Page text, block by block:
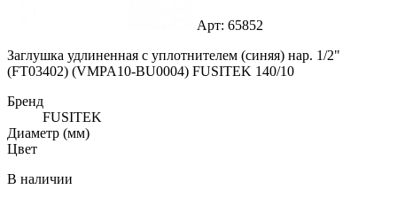
Арт: 65852
Заглушка удлиненная с уплотнителем (синяя) нар. 1/2"
(FT03402) (VMPA10-BU0004) FUSITEK 140/10
Бренд
FUSITEK
Диаметр (мм)
Цвет
В наличии